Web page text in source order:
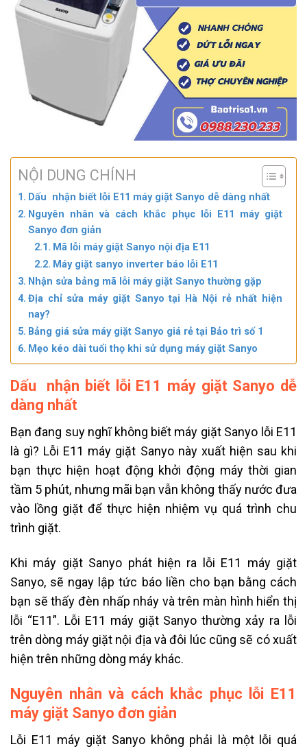
NỘI DUNG CHÍNH
Dấu nhận biết lỗi E11 máy giặt Sanyo dễ dàng nhất
Nguyên nhân và cách khắc phục lỗi E11 máy giặt
Sanyo đơn giản
Mã lỗi máy giặt Sanyo nội địa E11
Máy giặt sanyo inverter báo lỗi E11
Nhận sửa bảng mã lỗi máy giặt Sanyo thường gặp
Địa chỉ sửa máy giặt Sanyo tại Hà Nội rẻ nhất hiện
nay?
Bảng giá sửa máy giặt Sanyo giá rẻ tại Bảo trì số 1
Mẹo kéo dài tuổi thọ khi sử dụng máy giặt Sanyo
Dấu nhận biết lỗi E11 máy giặt Sanyo dễ
dàng nhất
Bạn đang suy nghĩ không biết máy giặt Sanyo lỗi E11
là gì? Lỗi E11 máy giặt Sanyo này xuất hiện sau khi
bạn thực hiện hoạt động khởi động máy thời gian
tầm 5 phút, nhưng mãi bạn vẫn không thấy nước đưa
vào lồng giặt để thực hiện nhiệm vụ quá trình chu
trình giặt.
Khi máy giặt Sanyo phát hiện ra lỗi E11 máy giặt
Sanyo, sẽ ngay lập tức báo liền cho bạn bằng cách
bạn sẽ thấy đèn nhấp nháy và trên màn hình hiển thị
lỗi “E11”. Lỗi E11 máy giặt Sanyo thường xảy ra lỗi
trên dòng máy giặt nội địa và đôi lúc cũng sẽ có xuất
hiện trên những dòng máy khác.
Nguyên nhân và cách khắc phục lỗi E11
máy giặt Sanyo đơn giản
Lỗi E11 máy giặt Sanyo không phải là một lỗi quá